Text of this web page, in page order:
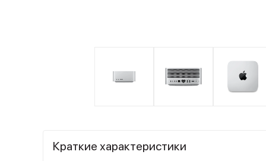
Краткие характеристики